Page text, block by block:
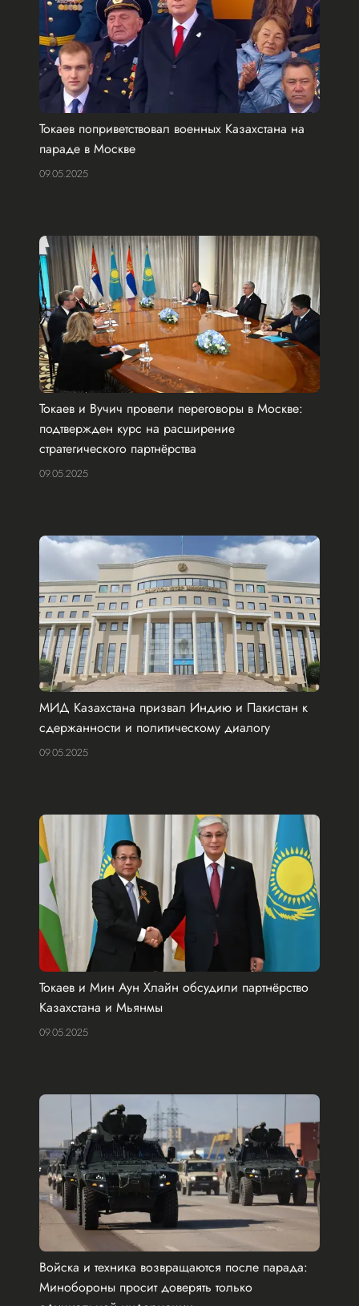
Токаев поприветствовал военных Казахстана на
параде в Москве
09.05.2025
Токаев и Вучич провели переговоры в Москве:
подтвержден курс на расширение
стратегического партнёрства
09.05.2025
МИД Казахстана призвал Индию и Пакистан к
сдержанности и политическому диалогу
09.05.2025
Токаев и Мин Аун Хлайн обсудили партнёрство
Казахстана и Мьянмы
09.05.2025
Войска и техника возвращаются после парада:
Минобороны просит доверять только